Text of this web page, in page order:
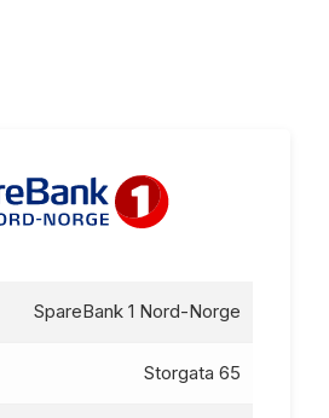
SpareBank 1 Nord-Norge
Storgata 65